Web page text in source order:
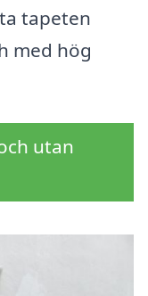
tapeten
med hög
utan